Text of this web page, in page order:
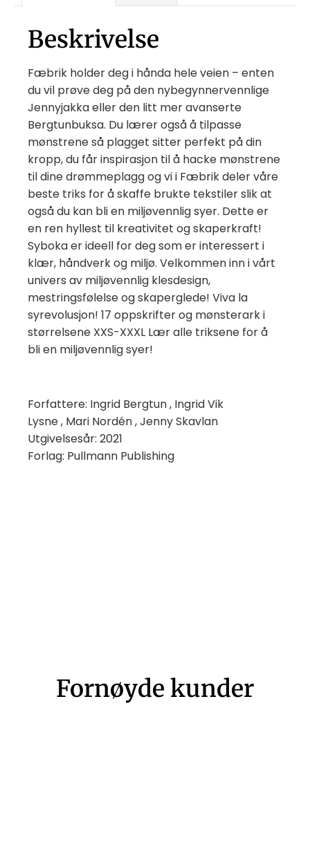
Beskrivelse
Fæbrik holder deg i hånda hele veien – enten
du vil prøve deg på den nybegynnervennlige
Jennyjakka eller den litt mer avanserte
Bergtunbuksa. Du lærer også å tilpasse
mønstrene så plagget sitter perfekt på din
kropp, du får inspirasjon til å hacke mønstrene
til dine drømmeplagg og vi i Fæbrik deler våre
beste triks for å skaffe brukte tekstiler slik at
også du kan bli en miljøvennlig syer. Dette er
en ren hyllest til kreativitet og skaperkraft!
Syboka er ideell for deg som er interessert i
klær, håndverk og miljø. Velkommen inn i vårt
univers av miljøvennlig klesdesign,
mestringsfølelse og skaperglede! Viva la
syrevolusjon! 17 oppskrifter og mønsterark i
størrelsene XXS-XXXL Lær alle triksene for å
bli en miljøvennlig syer!
Forfattere: Ingrid Bergtun , Ingrid Vik
Lysne , Mari Nordén , Jenny Skavlan
Utgivelsesår: 2021
Forlag: Pullmann Publishing
Fornøyde kunder